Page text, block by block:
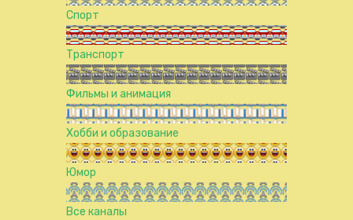
Спорт
Транспорт
Фильмы и анимация
Хобби и образование
Юмор
Все каналы